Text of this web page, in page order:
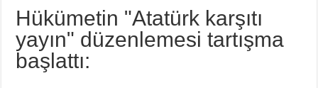
Hükümetin "Atatürk karşıtı
yayın" düzenlemesi tartışma
başlattı: